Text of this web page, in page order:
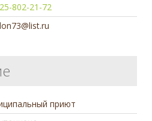
802-21-72
приют